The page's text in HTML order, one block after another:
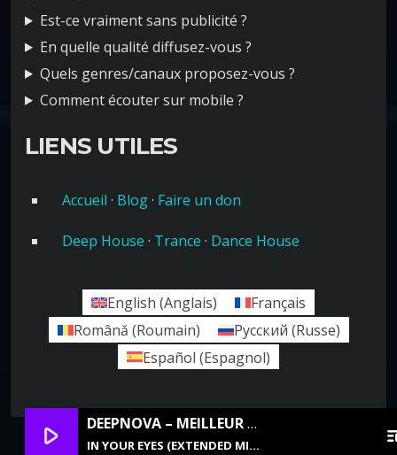
Est-ce vraiment sans publicité ?
En quelle qualité diffusez-vous ?
Quels genres/canaux proposez-vous ?
Comment écouter sur mobile ?
LIENS UTILES
Accueil · Blog· Faire un don
Deep House · Trance · Dance House
play_arrow DEEPNOVA – MEILLEUR DEEP HOUSE
IN YOUR EYES (EXTENDED MIX): VETLOVE
English (Anglais)
Français
Română (Roumain) Русский (Russe)
Español (Espagnol)